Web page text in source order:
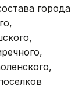
города